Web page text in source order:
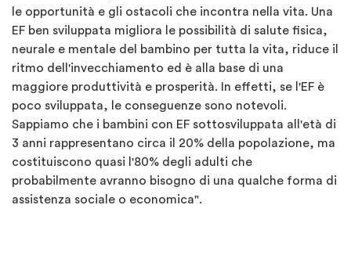
le opportunità e gli ostacoli che incontra nella vita. Una
EF ben sviluppata migliora le possibilità di salute fisica,
neurale e mentale del bambino per tutta la vita, riduce il
ritmo dell'invecchiamento ed è alla base di una
maggiore produttività e prosperità. In effetti, se l'EF è
poco sviluppata, le conseguenze sono notevoli.
Sappiamo che i bambini con EF sottosviluppata all'età di
3 anni rappresentano circa il 20% della popolazione, ma
costituiscono quasi l'80% degli adulti che
probabilmente avranno bisogno di una qualche forma di
assistenza sociale o economica".